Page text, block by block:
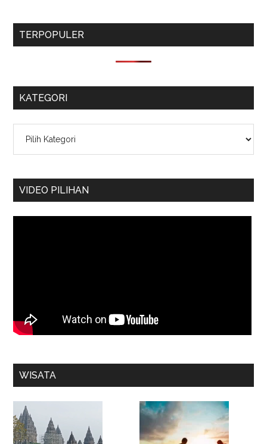
TERPOPULER
KATEGORI
VIDEO PILIHAN
WISATA